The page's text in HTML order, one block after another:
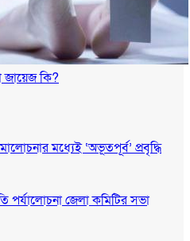
জায়েজ কি?
মধ্যেই ‘অভূতপূর্ব’ প্রবৃদ্ধি
পর্যালোচনা জেলা কমিটির সভা